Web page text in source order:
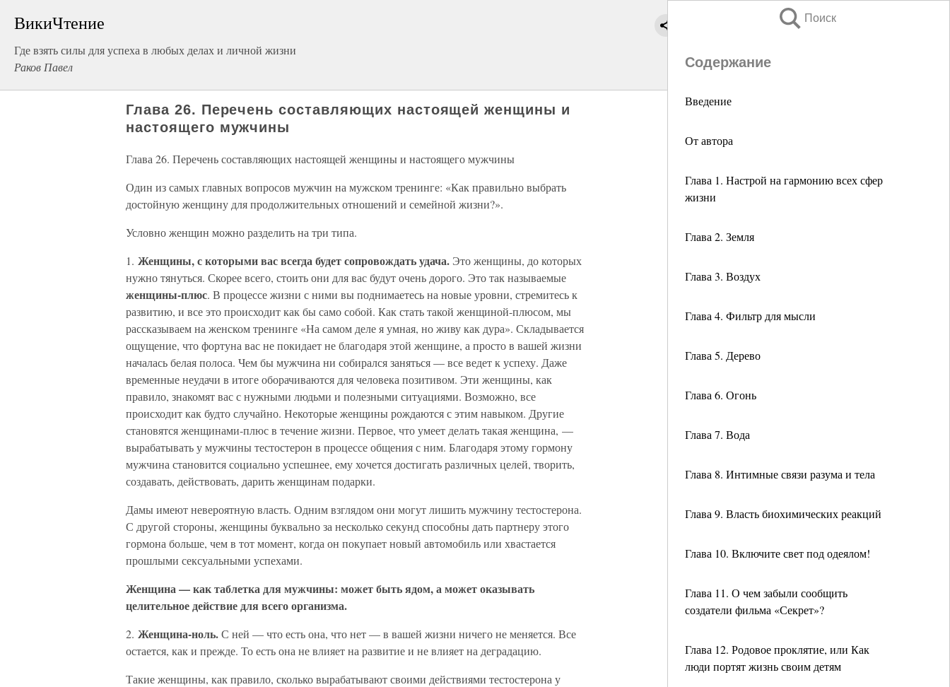
ВикиЧтение
Где взять силы для успеха в любых делах и личной жизни
Раков Павел
Поиск
Содержание
Введение
От автора
Глава 1. Настрой на гармонию всех сфер
жизни
Глава 2. Земля
Глава 3. Воздух
Глава 4. Фильтр для мысли
Глава 5. Дерево
Глава 6. Огонь
Глава 7. Вода
Глава 8. Интимные связи разума и тела
Глава 9. Власть биохимических реакций
Глава 10. Включите свет под одеялом!
Глава 11. О чем забыли сообщить
создатели фильма «Секрет»?
Глава 12. Родовое проклятие, или Как
люди портят жизнь своим детям
Глава 26. Перечень составляющих настоящей женщины и
настоящего мужчины
Глава 26. Перечень составляющих настоящей женщины и настоящего мужчины
Один из самых главных вопросов мужчин на мужском тренинге: «Как правильно выбрать
достойную женщину для продолжительных отношений и семейной жизни?».
Условно женщин можно разделить на три типа.
1. Женщины, с которыми вас всегда будет сопровождать удача. Это женщины, до которых
нужно тянуться. Скорее всего, стоить они для вас будут очень дорого. Это так называемые
женщины-плюс. В процессе жизни с ними вы поднимаетесь на новые уровни, стремитесь к
развитию, и все это происходит как бы само собой. Как стать такой женщиной-плюсом, мы
рассказываем на женском тренинге «На самом деле я умная, но живу как дура». Складывается
ощущение, что фортуна вас не покидает не благодаря этой женщине, а просто в вашей жизни
началась белая полоса. Чем бы мужчина ни собирался заняться — все ведет к успеху. Даже
временные неудачи в итоге оборачиваются для человека позитивом. Эти женщины, как
правило, знакомят вас с нужными людьми и полезными ситуациями. Возможно, все
происходит как будто случайно. Некоторые женщины рождаются с этим навыком. Другие
становятся женщинами-плюс в течение жизни. Первое, что умеет делать такая женщина, —
вырабатывать у мужчины тестостерон в процессе общения с ним. Благодаря этому гормону
мужчина становится социально успешнее, ему хочется достигать различных целей, творить,
создавать, действовать, дарить женщинам подарки.
Дамы имеют невероятную власть. Одним взглядом они могут лишить мужчину тестостерона.
С другой стороны, женщины буквально за несколько секунд способны дать партнеру этого
гормона больше, чем в тот момент, когда он покупает новый автомобиль или хвастается
прошлыми сексуальными успехами.
Женщина — как таблетка для мужчины: может быть ядом, а может оказывать
целительное действие для всего организма.
2. Женщина-ноль.С ней — что есть она, что нет — в вашей жизни ничего не меняется. Все
остается, как и прежде. То есть она не влияет на развитие и не влияет на деградацию.
Такие женщины, как правило, сколько вырабатывают своими действиями тестостерона у